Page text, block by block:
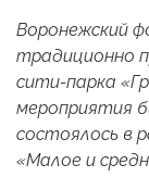
Воронежский
традиционно
сити-парка
мероприятия
состоялось в
«Малое и